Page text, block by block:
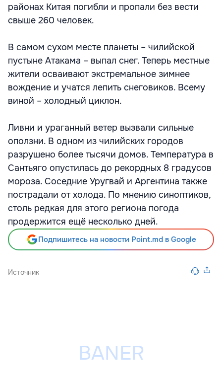
районах Китая погибли и пропали без вести
свыше 260 человек.
В самом сухом месте планеты – чилийской
пустыне Атакама – выпал снег. Теперь местные
жители осваивают экстремальное зимнее
вождение и учатся лепить снеговиков. Всему
виной – холодный циклон.
Ливни и ураганный ветер вызвали сильные
оползни. В одном из чилийских городов
разрушено более тысячи домов. Температура в
Сантьяго опустилась до рекордных 8 градусов
мороза. Соседние Уругвай и Аргентина также
пострадали от холода. По мнению синоптиков,
столь редкая для этого региона погода
продержится ещё несколько дней.
Подпишитесь на новости Point.md в Google
Источник